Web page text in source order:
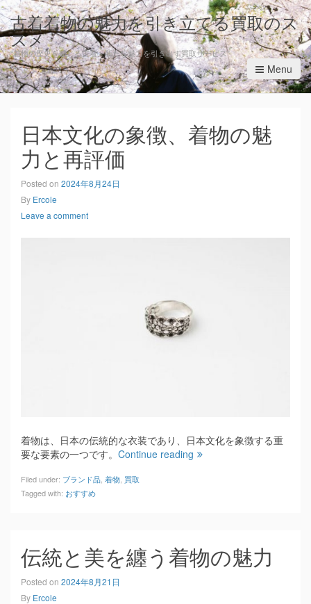
古着着物の魅力を引き立てる買取のス
スメ
“着物の歴史を感じる古着、新たな魅力を引き出す買取サービス”
Menu
日本文化の象徴、着物の魅
力と再評価
Posted on 2024年8月24日
By Ercole
Leave a comment
着物は、日本の伝統的な衣装であり、日本文化を象徴する重
要な要素の一つです。 Continue reading
Filed under: ブランド品 着物 買取
Tagged with: おすすめ
伝統と美を纏う着物の魅力
Posted on 2024年8月21日
By Ercole